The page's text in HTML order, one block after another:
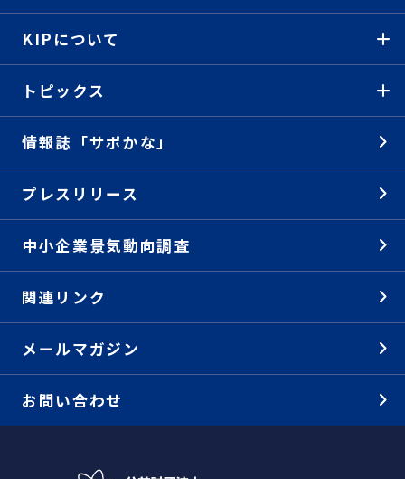
KIPについて
トピックス
情報誌「サポかな」
プレスリリース
中小企業景気動向調査
関連リンク
メールマガジン
お問い合わせ